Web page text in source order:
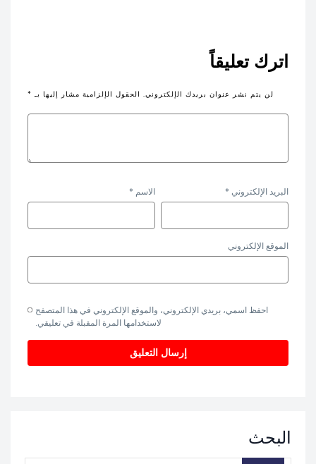
اترك تعليقاً
لن يتم نشر عنوان بريدك الإلكتروني. الحقول الإلزامية مشار إليها بـ *
الاسم * البريد الإلكتروني *
الموقع الإلكتروني
احفظ اسمي، بريدي الإلكتروني، والموقع الإلكتروني في هذا المتصفح
لاستخدامها المرة المقبلة في تعليقي.
البحث